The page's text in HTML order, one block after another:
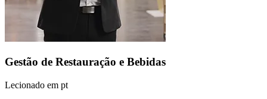
Gestão de Restauração e Bebidas
Lecionado em pt